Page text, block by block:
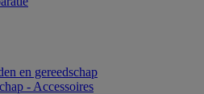
en gereedschap
- Accessoires